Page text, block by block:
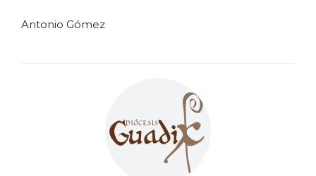
Antonio Gómez